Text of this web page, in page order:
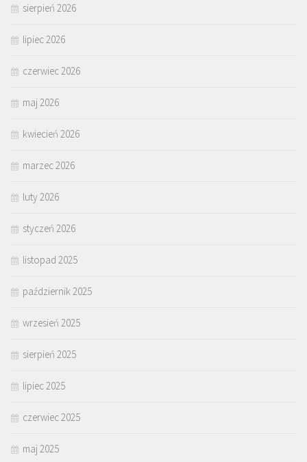
sierpień 2026
lipiec 2026
czerwiec 2026
maj 2026
kwiecień 2026
marzec 2026
luty 2026
styczeń 2026
listopad 2025
październik 2025
wrzesień 2025
sierpień 2025
lipiec 2025
czerwiec 2025
maj 2025